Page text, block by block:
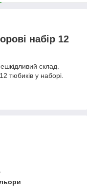
набір 12
склад.
тюбиків у наборі.